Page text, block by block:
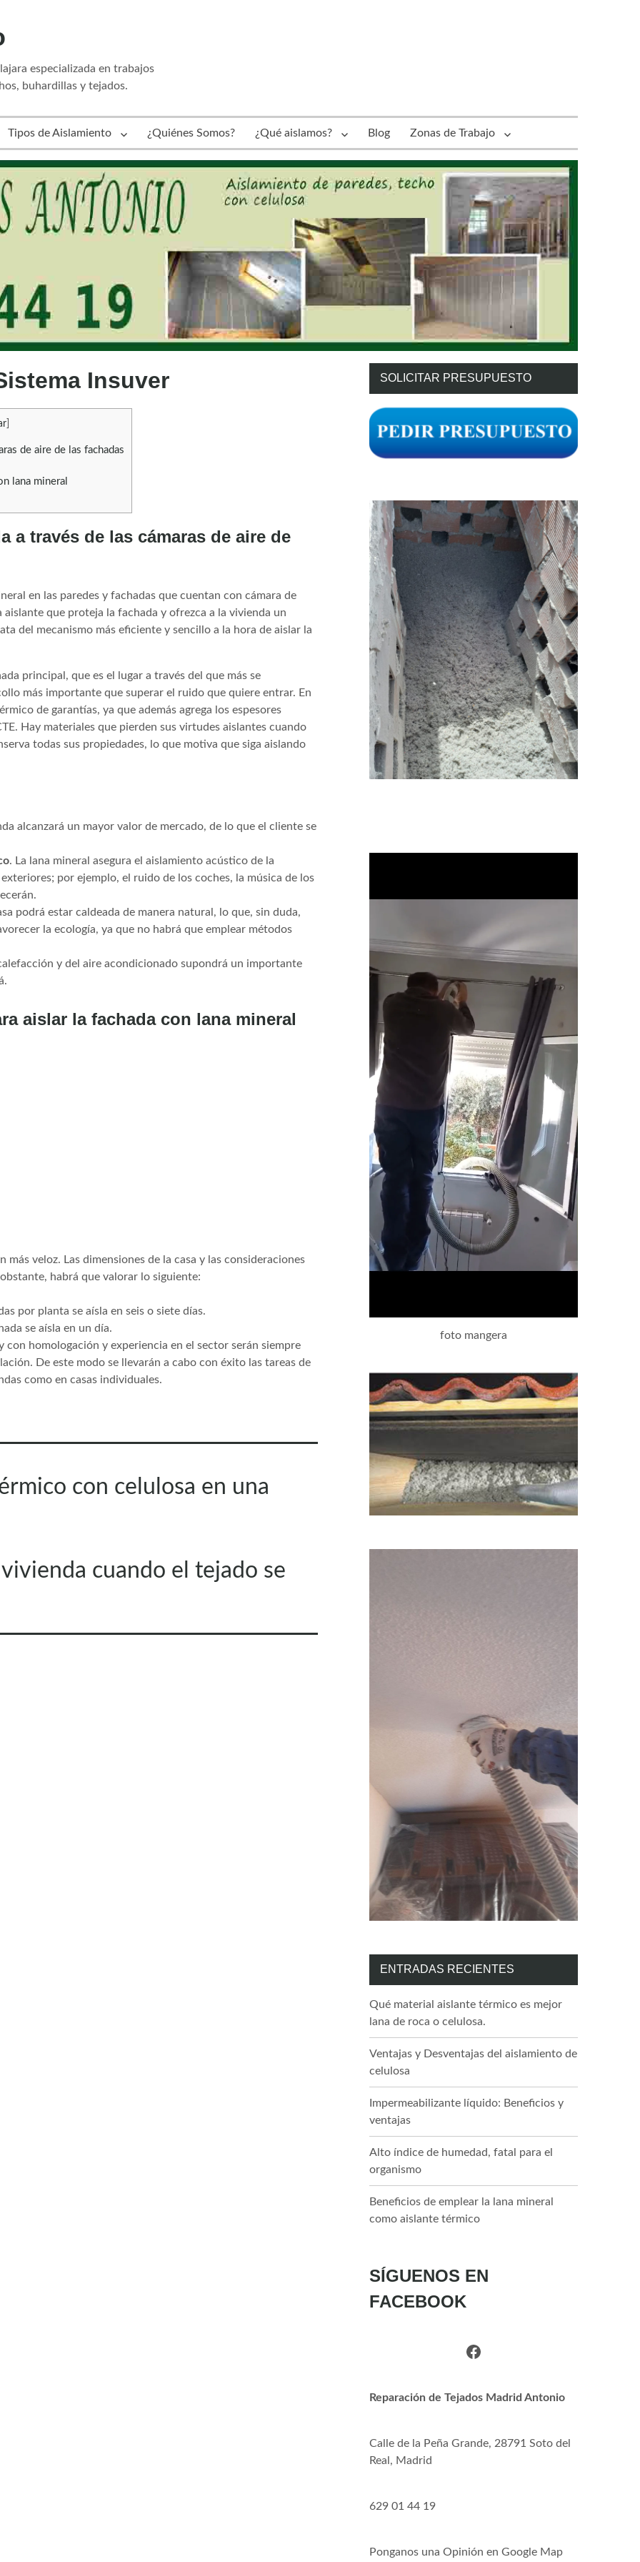
especializada en trabajos
buhardillas y tejados.
Tipos de Aislamiento ¿Quiénes Somos? ¿Qué aislamos? Blog Zonas de Trabajo
Insuver
]
de aire de las fachadas
lana mineral
a través de las cámaras de aire de
en las paredes y fachadas que cuentan con cámara de
que proteja la fachada y ofrezca a la vivienda un
del mecanismo más eficiente y sencillo a la hora de aislar la
principal, que es el lugar a través del que más se
más importante que superar el ruido que quiere entrar. En
de garantías, ya que además agrega los espesores
Hay materiales que pierden sus virtudes aislantes cuando
todas sus propiedades, lo que motiva que siga aislando
alcanzará un mayor valor de mercado, de lo que el cliente se
. La lana mineral asegura el aislamiento acústico de la
por ejemplo, el ruido de los coches, la música de los
podrá estar caldeada de manera natural, lo que, sin duda,
la ecología, ya que no habrá que emplear métodos
y del aire acondicionado supondrá un importante
aislar la fachada con lana mineral
más veloz. Las dimensiones de la casa y las consideraciones
habrá que valorar lo siguiente:
por planta se aísla en seis o siete días.
se aísla en un día.
con homologación y experiencia en el sector serán siempre
De este modo se llevarán a cabo con éxito las tareas de
como en casas individuales.
con celulosa en una
cuando el tejado se
SOLICITAR PRESUPUESTO
foto mangera
ENTRADAS RECIENTES
Qué material aislante térmico es mejor
lana de roca o celulosa.
Ventajas y Desventajas del aislamiento de
celulosa
Impermeabilizante líquido: Beneficios y
ventajas
Alto índice de humedad, fatal para el
organismo
Beneficios de emplear la lana mineral
como aislante térmico
SÍGUENOS EN
FACEBOOK
Facebook
Reparación de Tejados Madrid Antonio
Calle de la Peña Grande, 28791 Soto del
Real, Madrid
629 01 44 19
Ponganos una Opinión en Google Map